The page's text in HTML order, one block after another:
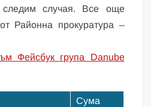
случая. Все още
Районна прокуратура –
Фейсбук група Danube
Сума